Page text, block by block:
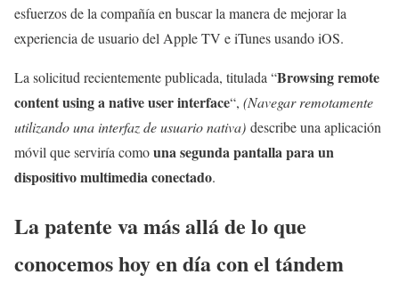
esfuerzos de la compañía en buscar la manera de mejorar la
experiencia de usuario del Apple TV e iTunes usando iOS.
La solicitud recientemente publicada, titulada “Browsing remote
content using a native user interface“, (Navegar remotamente
utilizando una interfaz de usuario nativa) describe una aplicación
móvil que serviría comouna segunda pantalla para un
dispositivo multimedia conectado.
La patente va más allá de lo que
conocemos hoy en día con el tándem